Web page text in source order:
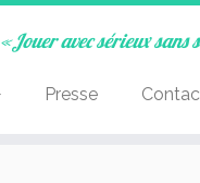
«Jouer avec sérieux sans
Presse